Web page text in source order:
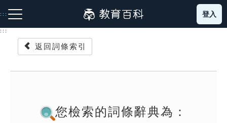
到
主
::: 登入
:::
返回詞條索引
您檢索的詞條辭典為：